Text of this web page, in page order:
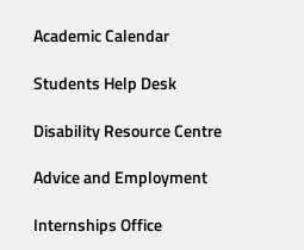
Academic Calendar
Students Help Desk
Disability Resource Centre
Advice and Employment
Internships Office